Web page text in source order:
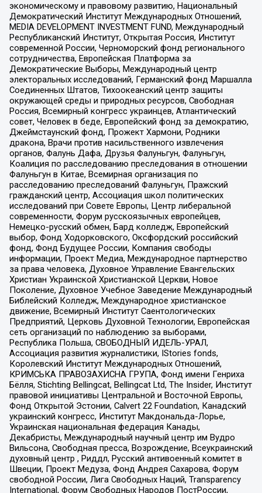
экономическому и правовому развитию, Национальный
Демократический Институт Международных Отношений,
MEDIA DEVELOPMENT INVESTMENT FUND, Международный
Республиканский Институт, Открытая Россия, Институт
современной России, Черноморский фонд регионального
сотрудничества, Европейская Платформа за
Демократические Выборы, Международный центр
электоральных исследований, Германский фонд Маршалла
Соединенных Штатов, Тихоокеанский центр защиты
окружающей среды и природных ресурсов, Свободная
Россия, Всемирный конгресс украинцев, Атлантический
совет, Человек в беде, Европейский фонд за демократию,
Джеймстаунский фонд, Прожект Хармони, Родники
дракона, Врачи против насильственного извлечения
органов, Фалунь Дафа, Друзья Фалуньгун, Фалуньгун,
Коалиция по расследованию преследования в отношении
Фалуньгун в Китае, Всемирная организация по
расследованию преследований Фалуньгун, Пражский
гражданский центр, Ассоциация школ политических
исследований при Совете Европы, Центр либеральной
современности, Форум русскоязычных европейцев,
Немецко-русский обмен, Бард колледж, Европейский
выбор, Фонд Ходорковского, Оксфордский российский
фонд, Фонд Будущее России, Компания свободы
информации, Проект Медиа, Международное партнерство
за права человека, Духовное Управление Евангельских
Христиан Украинской Христианской Церкви, Новое
Поколение, Духовное Учебное Заведение Международный
Библейский Колледж, Международное христианское
движение, Всемирный Институт Саентологических
Предприятий, Церковь Духовной Технологии, Европейская
сеть организаций по наблюдению за выборами,
Республика Польша, СВОБОДНЫЙ ИДЕЛЬ-УРАЛ,
Ассоциация развития журналистики, IStories fonds,
Королевский Институт Международных Отношений,
КРИМСЬКА ПРАВОЗАХИСНА ГРУПА, Фонд имени Генриха
Бёлля, Stichting Bellingcat, Bellingcat Ltd, The Insider, Институт
правовой инициативы Центральной и Восточной Европы,
Фонд Открытой Эстонии, Calvert 22 Foundation, Канадский
украинский конгресс, Институт Макдональда-Лорье,
Украинская национальная федерация Канады,
Декабристы, Международный научный центр им Вудро
Вильсона, Свободная пресса, Возрождение, Всеукраинский
духовный центр , Риддл, Русский антивоенный комитет в
Швеции, Проект Медуза, Фонд Андрея Сахарова, Форум
свободной России, Лига Свободных Наций, Transparеncy
International, Форум Свободных Народов ПостРоссии,